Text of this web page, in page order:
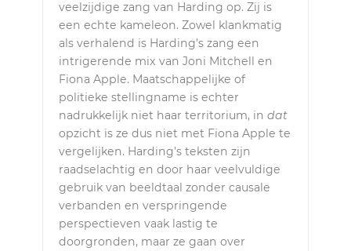
veelzijdige zang van Harding op. Zij is
een echte kameleon. Zowel klankmatig
als verhalend is Harding’s zang een
intrigerende mix van Joni Mitchell en
Fiona Apple. Maatschappelijke of
politieke stellingname is echter
nadrukkelijk niet haar territorium, in dat
opzicht is ze dus niet met Fiona Apple te
vergelijken. Harding’s teksten zijn
raadselachtig en door haar veelvuldige
gebruik van beeldtaal zonder causale
verbanden en verspringende
perspectieven vaak lastig te
doorgronden, maar ze gaan over